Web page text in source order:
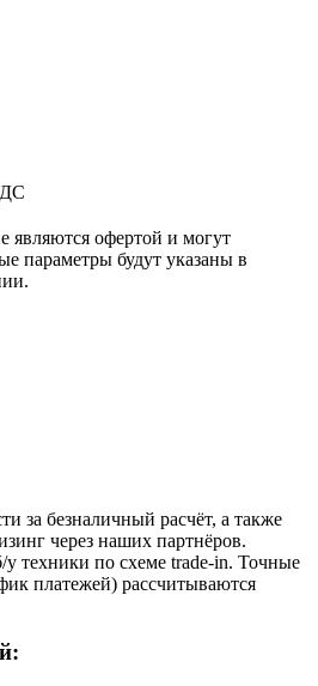
являются офертой и могут
параметры будут указаны в
за безналичный расчёт, а также
через наших партнёров.
техники по схеме trade-in. Точные
платежей) рассчитываются